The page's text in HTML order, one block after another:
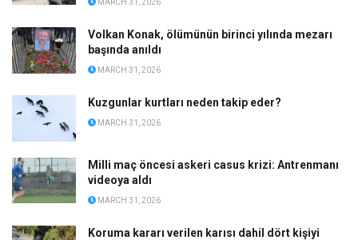
MARCH 31, 2026
Volkan Konak, ölümünün birinci yılında mezarı
başında anıldı
MARCH 31, 2026
Kuzgunlar kurtları neden takip eder?
MARCH 31, 2026
Milli maç öncesi askeri casus krizi: Antrenmanı
videoya aldı
MARCH 31, 2026
Koruma kararı verilen karısı dahil dört kişiyi